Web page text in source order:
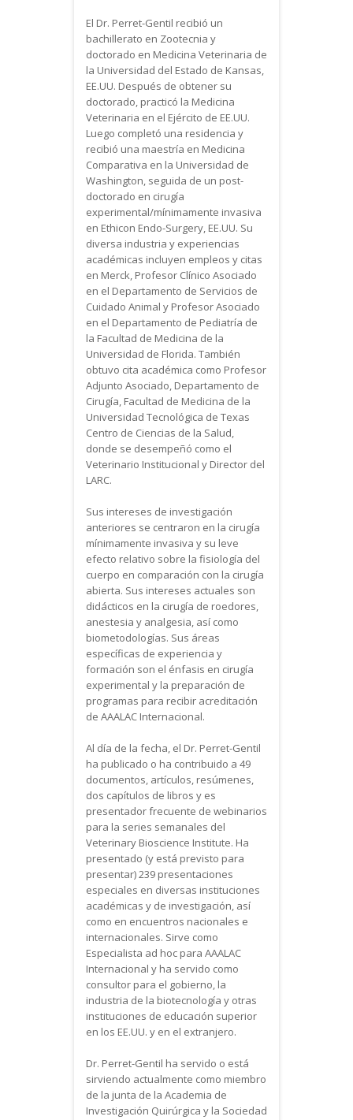
El Dr. Perret-Gentil recibió un
bachillerato en Zootecnia y
doctorado en Medicina Veterinaria de
la Universidad del Estado de Kansas,
EE.UU. Después de obtener su
doctorado, practicó la Medicina
Veterinaria en el Ejército de EE.UU.
Luego completó una residencia y
recibió una maestría en Medicina
Comparativa en la Universidad de
Washington, seguida de un post-
doctorado en cirugía
experimental/mínimamente invasiva
en Ethicon Endo-Surgery, EE.UU. Su
diversa industria y experiencias
académicas incluyen empleos y citas
en Merck, Profesor Clínico Asociado
en el Departamento de Servicios de
Cuidado Animal y Profesor Asociado
en el Departamento de Pediatría de
la Facultad de Medicina de la
Universidad de Florida. También
obtuvo cita académica como Profesor
Adjunto Asociado, Departamento de
Cirugía, Facultad de Medicina de la
Universidad Tecnológica de Texas
Centro de Ciencias de la Salud,
donde se desempeñó como el
Veterinario Institucional y Director del
LARC.
Sus intereses de investigación
anteriores se centraron en la cirugía
mínimamente invasiva y su leve
efecto relativo sobre la fisiología del
cuerpo en comparación con la cirugía
abierta. Sus intereses actuales son
didácticos en la cirugía de roedores,
anestesia y analgesia, así como
biometodologías. Sus áreas
específicas de experiencia y
formación son el énfasis en cirugía
experimental y la preparación de
programas para recibir acreditación
de AAALAC Internacional.
Al día de la fecha, el Dr. Perret-Gentil
ha publicado o ha contribuido a 49
documentos, artículos, resúmenes,
dos capítulos de libros y es
presentador frecuente de webinarios
para la series semanales del
Veterinary Bioscience Institute. Ha
presentado (y está previsto para
presentar) 239 presentaciones
especiales en diversas instituciones
académicas y de investigación, así
como en encuentros nacionales e
internacionales. Sirve como
Especialista ad hoc para AAALAC
Internacional y ha servido como
consultor para el gobierno, la
industria de la biotecnología y otras
instituciones de educación superior
en los EE.UU. y en el extranjero.
Dr. Perret-Gentil ha servido o está
sirviendo actualmente como miembro
de la junta de la Academia de
Investigación Quirúrgica y la Sociedad